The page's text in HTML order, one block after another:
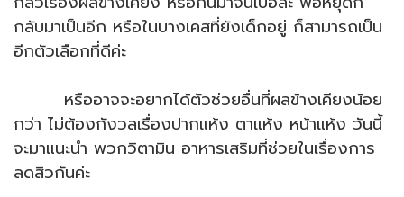
กลับมาเป็นอีก หรือในบางเคสที่ยังเด็กอยู่ ก็สามารถเป็น
อีกตัวเลือกที่ดีค่ะ
หรืออาจจะอยากได้ตัวช่วยอื่นที่ผลข้างเคียงน้อย
กว่า ไม่ต้องกังวลเรื่องปากแห้ง ตาแห้ง หน้าแห้ง วันนี้
จะมาแนะนำ พวกวิตามิน อาหารเสริมที่ช่วยในเรื่องการ
ลดสิวกันค่ะ